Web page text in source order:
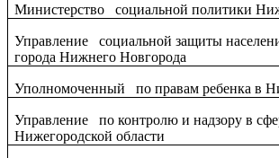
Министерство социальной политики
Управление социальной защиты
города Нижнего Новгорода
Уполномоченный по правам ребенка в
Управление по контролю и надзору в
Нижегородской области